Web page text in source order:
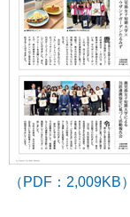
（PDF：2,009KB